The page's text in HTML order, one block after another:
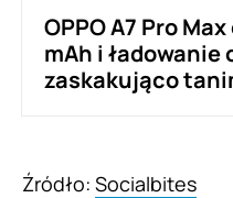
OPPO A7 Pro
mAh i ładowanie
zaskakująco
Źródło: Socialbites